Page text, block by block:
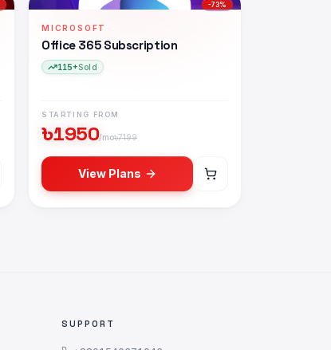
-73%
MICROSOFT
Office 365 Subscription
115+Sold
STARTING FROM
৳1950/mo৳7199
View Plans
SUPPORT